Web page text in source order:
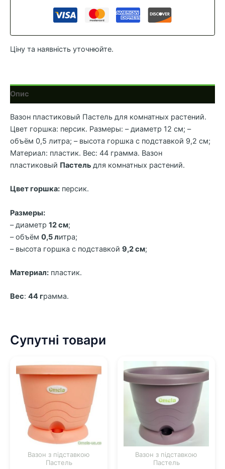
Персик
кількість
Ціну та наявність уточнюйте.
Опис
Вазон пластиковый Пастель для комнатных растений.
Цвет горшка: персик. Размеры: – диаметр 12 см; –
объём 0,5 литра; – высота горшка с подставкой 9,2 см;
Материал: пластик. Вес: 44 грамма. Вазон
пластиковый Пастель для комнатных растений.
Цвет горшка: персик.
Размеры:
– диаметр 12 см;
– объём 0,5 литра;
– высота горшка с подставкой 9,2 см;
Материал: пластик.
Вес: 44 грамма.
Супутні товари
Вазон з підставкою
Пастель
Вазон з підставкою
Пастель